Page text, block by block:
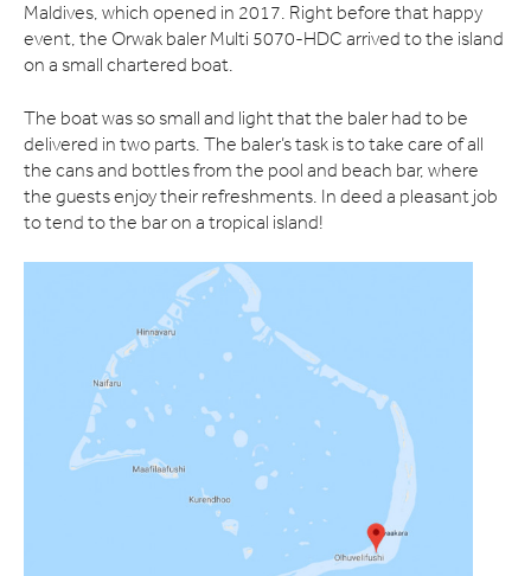
Maldives, which opened in 2017. Right before that happy
event, the Orwak baler Multi 5070-HDC arrived to the island
on a small chartered boat.
The boat was so small and light that the baler had to be
delivered in two parts. The baler’s task is to take care of all
the cans and bottles from the pool and beach bar, where
the guests enjoy their refreshments. In deed a pleasant job
to tend to the bar on a tropical island!